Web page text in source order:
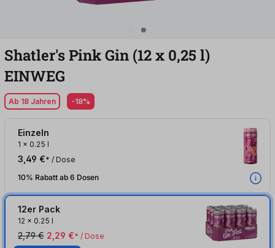
Shatler's Pink Gin (12x 0,25 l)
EINWEG
Ab 18 Jahren -18%
Einzeln
1 x 0.25 l
3,49 €* / Dose
10% Rabatt ab 6 Dosen
12er Pack
12 x 0.25 l
2,79 € 2,29 €* / Dose